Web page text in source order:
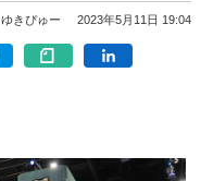
ゆきぴゅー 2023年5月11日 19:04